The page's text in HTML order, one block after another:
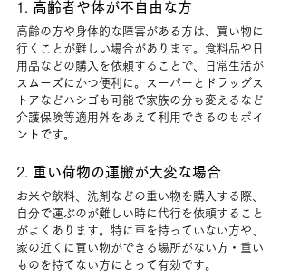
1. 高齢者や体が不自由な方
高齢の方や身体的な障害がある方は、買い物に
行くことが難しい場合があります。食料品や日
用品などの購入を依頼することで、日常生活が
スムーズにかつ便利に。スーパーとドラッグス
トアなどハシゴも可能で家族の分も変えるなど
介護保険等適用外をあえて利用できるのもポイ
ントです。
2. 重い荷物の運搬が大変な場合
お米や飲料、洗剤などの重い物を購入する際、
自分で運ぶのが難しい時に代行を依頼すること
がよくあります。特に車を持っていない方や、
家の近くに買い物ができる場所がない方・重い
ものを持てない方にとって有効です。